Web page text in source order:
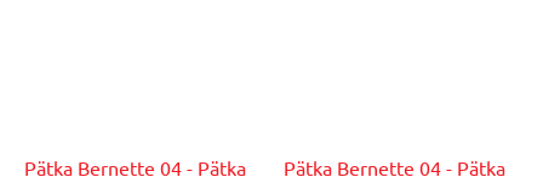
Pätka Bernette 04 - Pätka
Pätka Bernette 04 - Pätka